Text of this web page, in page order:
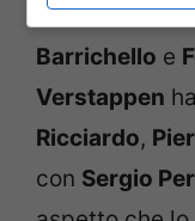
Come
Barrichello e
Verstappen
Ricciardo,
con Sergio